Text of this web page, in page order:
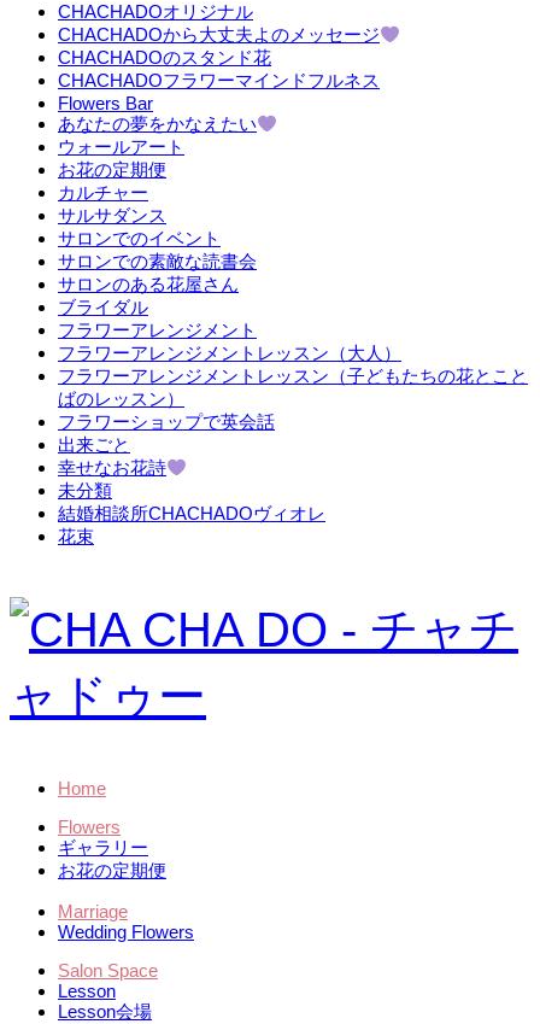
CHACHADOオリジナル
CHACHADOから大丈夫よのメッセージ
CHACHADOのスタンド花
CHACHADOフラワーマインドフルネス
Flowers Bar
あなたの夢をかなえたい
ウォールアート
お花の定期便
カルチャー
サルサダンス
サロンでのイベント
サロンでの素敵な読書会
サロンのある花屋さん
ブライダル
フラワーアレンジメント
フラワーアレンジメントレッスン（大人）
フラワーアレンジメントレッスン（子どもたちの花とこと
ばのレッスン）
フラワーショップで英会話
出来ごと
幸せなお花詩
未分類
結婚相談所CHACHADOヴィオレ
花束
Home
Flowers
ギャラリー
お花の定期便
Marriage
Wedding Flowers
Salon Space
Lesson
Lesson会場